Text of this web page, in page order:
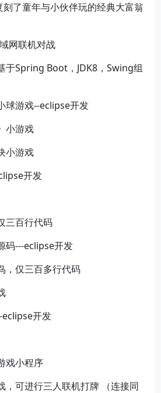
了童年与小伙伴玩的经典大富翁
网联机对战
于Spring Boot，JDK8，Swing组
球游戏--eclipse开发
小游戏
小游戏
开发
三百行代码
码---eclipse开发
，仅三百多行代码
eclipse开发
戏小程序
，可进行三人联机打牌 （连接同